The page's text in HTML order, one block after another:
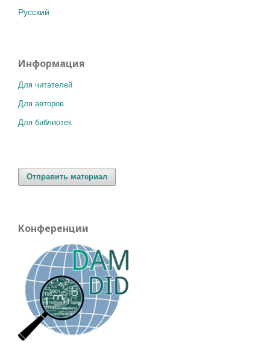
Русский
Информация
Для читателей
Для авторов
Для библиотек
Отправить материал
Конференции